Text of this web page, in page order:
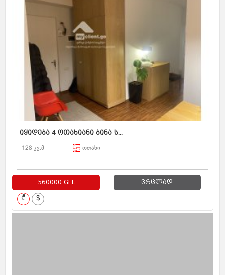
იყიდება 4 ოთახიანი ბინა ს...
128 კვ.მ ოთახი
560000 GEL ვრცლად
₾ $